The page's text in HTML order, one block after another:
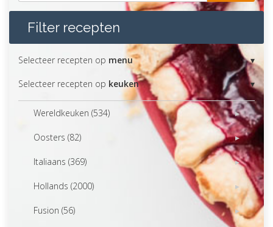
Filter recepten
Selecteer recepten op menu
Selecteer recepten op keuken
Wereldkeuken (534)
Oosters (82)
Italiaans (369)
Hollands (2000)
Fusion (56)